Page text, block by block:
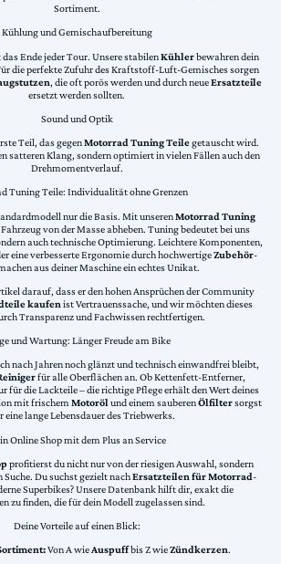
Sortiment.
Kühlung und Gemischaufbereitung
Ende jeder Tour. Unsere stabilenKühlerbewahren dein
die perfekte Zufuhr des Kraftstoff-Luft-Gemisches sorgen
, die oft porös werden und durch neueErsatzteile
ersetzt werden sollten.
Sound und Optik
Teil, das gegenMotorrad Tuning Teilegetauscht wird.
satteren Klang, sondern optimiert in vielen Fällen auch den
Drehmomentverlauf.
Tuning Teile: Individualität ohne Grenzen
nur die Basis. Mit unserenMotorrad Tuning
von der Masse abheben. Tuning bedeutet bei uns
auch technische Optimierung. Leichtere Komponenten,
eine verbesserte Ergonomie durch hochwertigeZubehör-
aus deiner Maschine ein echtes Unikat.
darauf, dass er den hohen Ansprüchen der Community
kaufen ist Vertrauenssache, und wir möchten dieses
Transparenz und Fachwissen rechtfertigen.
und Wartung: Länger Freude am Bike
nach Jahren noch glänzt und technisch einwandfrei bleibt,
für alle Oberflächen an. Ob Kettenfett-Entferner,
für die Lackteile – die richtige Pflege erhält den Wert deines
mit frischemMotorölund einem sauberenÖlfiltersorgst
eine lange Lebensdauer des Triebwerks.
Online Shop mit dem Plus an Service
profitierst du nicht nur von der riesigen Auswahl, sondern
Du suchst gezielt nachErsatzteilen für Motorrad-
Superbikes? Unsere Datenbank hilft dir, exakt die
zu finden, die für dein Modell zugelassen sind.
Deine Vorteile auf einen Blick:
Von A wieAuspuffbis Z wieZündkerzen.